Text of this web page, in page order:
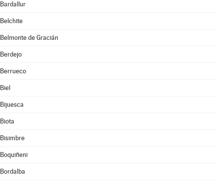
Bardallur
Belchite
Belmonte de Gracián
Berdejo
Berrueco
Biel
Bijuesca
Biota
Bisimbre
Boquiñeni
Bordalba